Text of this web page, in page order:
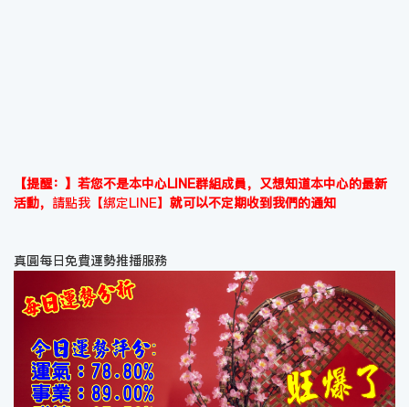
【提醒：】若您不是本中心LINE群組成員，又想知道本中心的最新
活動， 請點我【綁定LINE】 就可以不定期收到我們的通知
真圓每日免費運勢推播服務